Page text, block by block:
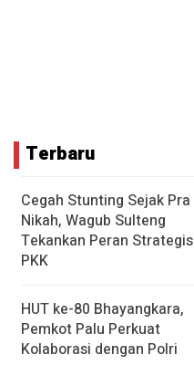
Terbaru
Cegah Stunting Sejak Pra
Nikah, Wagub Sulteng
Tekankan Peran Strategis
PKK
HUT ke-80 Bhayangkara,
Pemkot Palu Perkuat
Kolaborasi dengan Polri